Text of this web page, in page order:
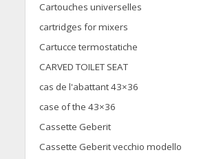
Cartouches universelles
cartridges for mixers
Cartucce termostatiche
CARVED TOILET SEAT
cas de l'abattant 43×36
case of the 43×36
Cassette Geberit
Cassette Geberit vecchio modello